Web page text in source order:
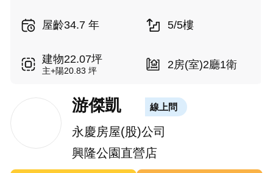
屋齡34.7 年 5/5樓
建物22.07坪
主+陽20.83 坪 2房(室)2廳1衛
游傑凱 線上問
永慶房屋(股)公司
興隆公園直營店